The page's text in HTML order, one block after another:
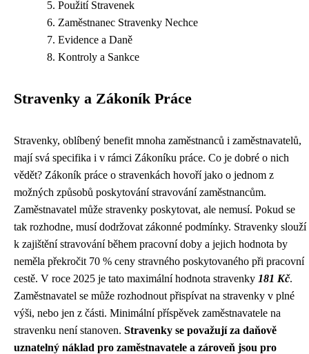
Použití Stravenek
Zaměstnanec Stravenky Nechce
Evidence a Daně
Kontroly a Sankce
Stravenky a Zákoník Práce
Stravenky, oblíbený benefit mnoha zaměstnanců i zaměstnavatelů,
mají svá specifika i v rámci Zákoníku práce. Co je dobré o nich
vědět? Zákoník práce o stravenkách hovoří jako o jednom z
možných způsobů poskytování stravování zaměstnancům.
Zaměstnavatel může stravenky poskytovat, ale nemusí. Pokud se
tak rozhodne, musí dodržovat zákonné podmínky. Stravenky slouží
k zajištění stravování během pracovní doby a jejich hodnota by
neměla překročit 70 % ceny stravného poskytovaného při pracovní
cestě. V roce 2025 je tato maximální hodnota stravenky 181 Kč.
Zaměstnavatel se může rozhodnout přispívat na stravenky v plné
výši, nebo jen z části. Minimální příspěvek zaměstnavatele na
stravenku není stanoven. Stravenky se považují za daňově
uznatelný náklad pro zaměstnavatele a zároveň jsou pro